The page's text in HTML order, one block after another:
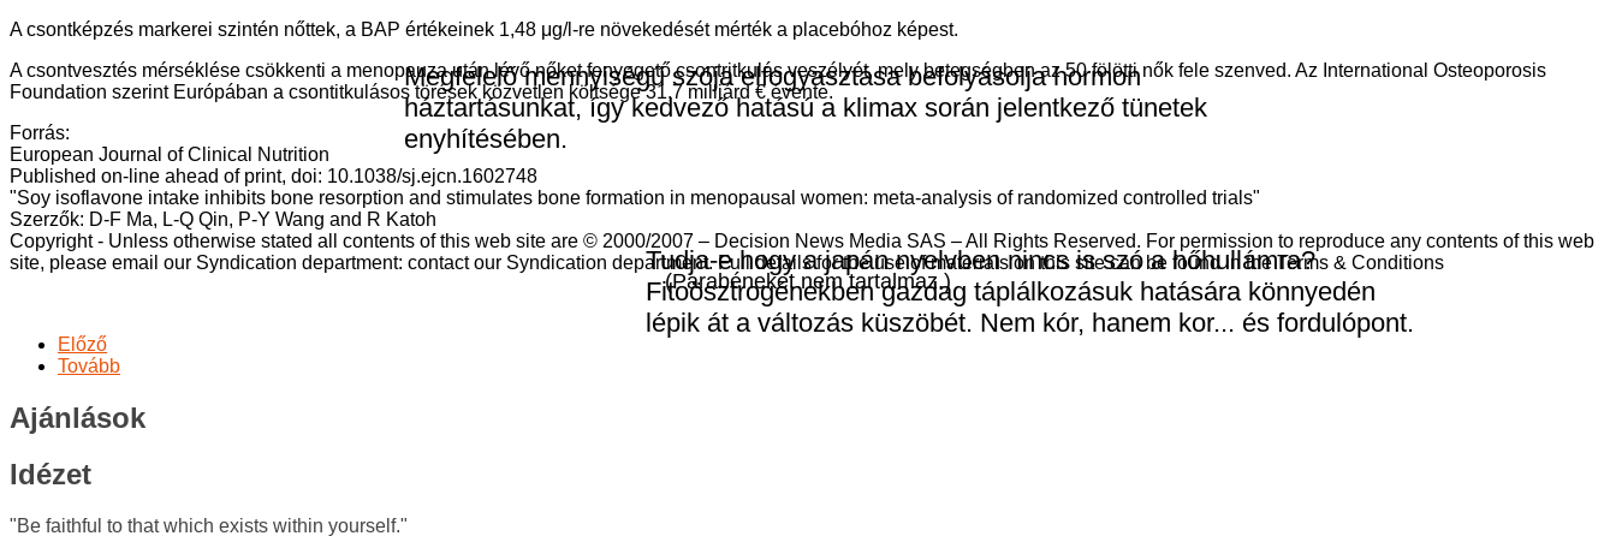
(Parabéneket nem tartalmaz.)
Tudja-e hogy a japán nyelvben nincs is szó a hőhullámra?
Fitoösztrogénekben gazdag táplálkozásuk hatására könnyedén
lépik át a változás küszöbét. Nem kór, hanem kor... és fordulópont.
Megfelelő mennyiségű szója elfogyasztása befolyásolja hormon
háztartásunkat, így kedvező hatású a klimax során jelentkező tünetek
enyhítésében.
A csontképzés markerei szintén nőttek, a BAP értékeinek 1,48 μg/l-re növekedését mérték a placebóhoz képest.
A csontvesztés mérséklése csökkenti a menopauza után lévő nőket fenyegető csontritkulás veszélyét, mely betegségben az 50 fölötti nők fele szenved. Az International Osteoporosis
Foundation szerint Európában a csontitkulásos törések közvetlen költsége 31,7 milliárd € évente.
Forrás:
European Journal of Clinical Nutrition
Published on-line ahead of print, doi: 10.1038/sj.ejcn.1602748
"Soy isoflavone intake inhibits bone resorption and stimulates bone formation in menopausal women: meta-analysis of randomized controlled trials"
Szerzők: D-F Ma, L-Q Qin, P-Y Wang and R Katoh
Copyright - Unless otherwise stated all contents of this web site are © 2000/2007 – Decision News Media SAS – All Rights Reserved. For permission to reproduce any contents of this web
site, please email our Syndication department: contact our Syndication department. Full details for the use of materials on this site can be found in the Terms & Conditions
Előző
Tovább
Ajánlások
Idézet
"Be faithful to that which exists within yourself."